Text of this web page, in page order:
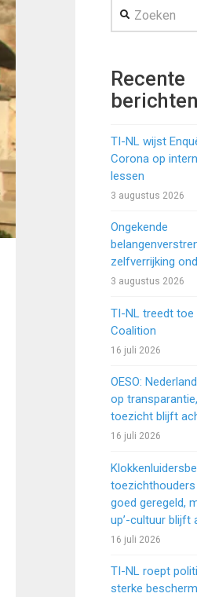
Zoeken
Recente
berichten
TI-NL wijst
Corona op
lessen
3 augustus 2026
Ongekende
zelfverrijking
3 augustus 2026
TI-NL treedt toe
Coalition
16 juli 2026
OESO:
op
toezicht blijft
16 juli 2026
goed geregeld,
up’-cultuur blijft
16 juli 2026
TI-NL roept
sterke